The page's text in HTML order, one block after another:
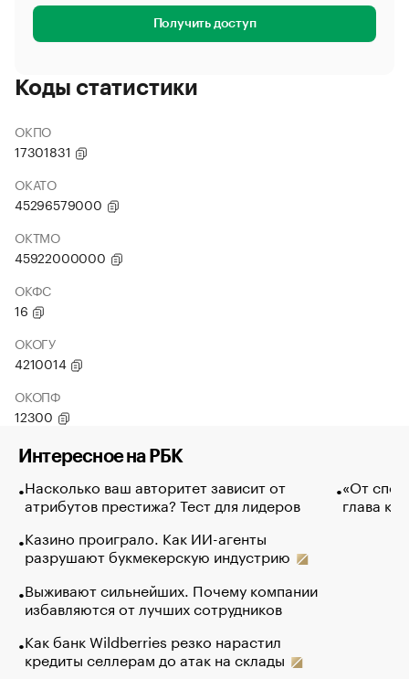
Получить доступ
Коды статистики
ОКПО
17301831
ОКАТО
45296579000
ОКТМО
45922000000
ОКФС
16
ОКОГУ
4210014
ОКОПФ
12300
Интересное на РБК
Насколько ваш авторитет зависит от
атрибутов престижа? Тест для лидеров
Казино проиграло. Как ИИ-агенты
разрушают букмекерскую индустрию
Выживают сильнейших. Почему компании
избавляются от лучших сотрудников
Как банк Wildberries резко нарастил
кредиты селлерам до атак на склады
«От
глава